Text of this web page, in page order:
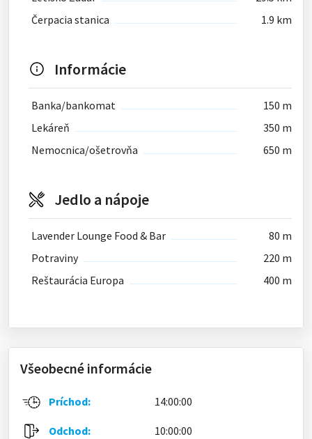
Čerpacia stanica
1.9 km
Informácie
Banka/bankomat
150 m
Lekáreň
350 m
Nemocnica/ošetrovňa
650 m
Jedlo a nápoje
Lavender Lounge Food & Bar
80 m
Potraviny
220 m
Reštaurácia Europa
400 m
Všeobecné informácie
Príchod: 14:00:00
Odchod: 10:00:00